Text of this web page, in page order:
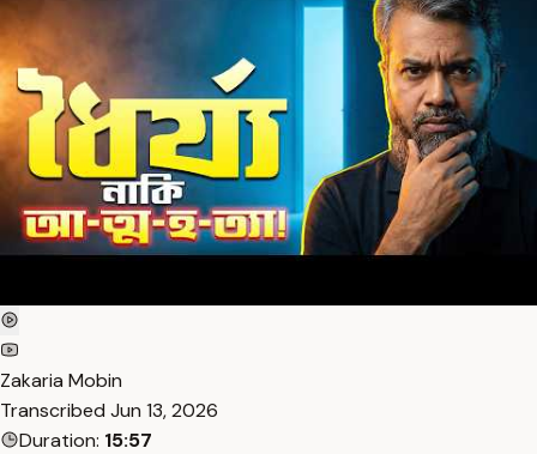
Zakaria Mobin
Transcribed Jun 13, 2026
Duration: 15:57